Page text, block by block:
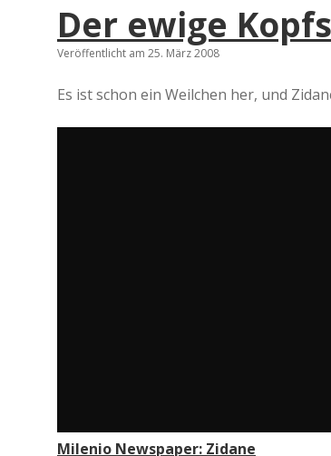
Der ewige
Veröffentlicht am 25. März 2008
Es ist schon ein Weilchen her, und
Milenio Newspaper: Zidane